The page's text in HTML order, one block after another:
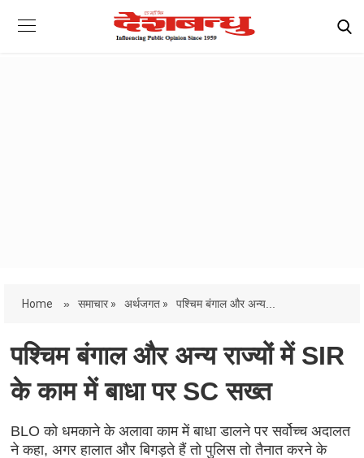
Home » समाचार » अर्थजगत » पश्चिम बंगाल और अन्‍य...
पश्चिम बंगाल और अन्‍य राज्यों में SIR
के काम में बाधा पर SC सख्त
BLO को धमकाने के अलावा काम में बाधा डालने पर सर्वोच्च अदालत
ने कहा, अगर हालात और बिगड़ते हैं तो पुलिस तो तैनात करने के